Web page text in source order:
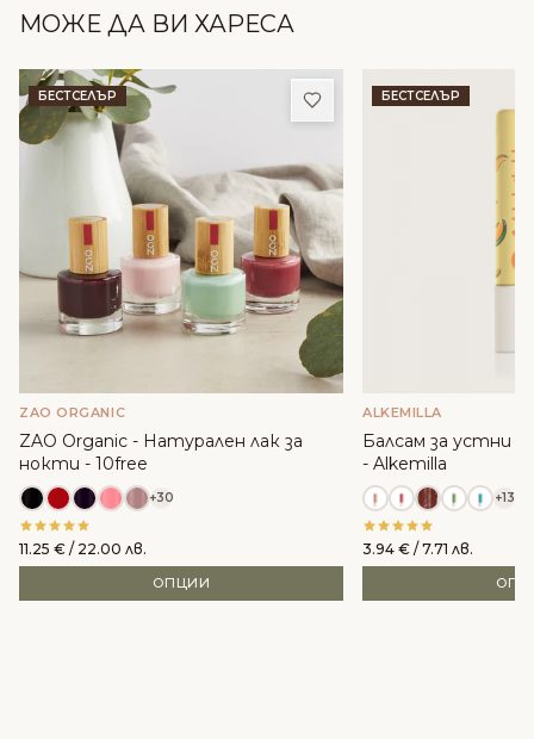
МОЖЕ ДА ВИ ХАРЕСА
БЕСТСЕЛЪР Добави в любими
ZAO ORGANIC
ZAO Organic - Натурален лак за
нокти - 10free
+30
11.25 € / 22.00 лв.
ОПЦИИ
БЕСТСЕЛЪР
ALKEMILLA
Балсам за устни с
- Alkemilla
+13
3.94 € / 7.71 лв.